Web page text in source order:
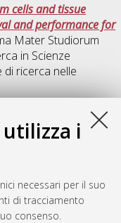
i
necessari per il suo
di tracciamento
consenso.
cells and tissue
and performance for
Mater Studiorum
in Scienze
ricerca nelle
a lungo termine
, [Dissertation thesis],
Dottorato di
progetto n. 4
medico e
amsdottorato/5267.